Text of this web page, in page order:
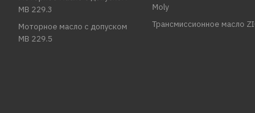
MB 229.3
Моторное масло с допуском
MB 229.5
Moly
Трансмиссионное масло